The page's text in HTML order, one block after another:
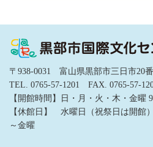
〒938-0031 富山県黒部市三日市20
TEL. 0765-57-1201 FAX. 0765-57-
【開館時間】日・月・火・木・金曜
【休館日】 水曜日（祝祭日は開館
～金曜